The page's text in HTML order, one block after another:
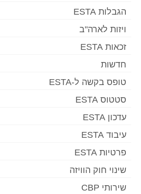
הגבלות ESTA
ויזות לארה"ב
זכאות ESTA
חדשות
טופס בקשה ל-ESTA
סטטוס ESTA
עדכון ESTA
עיבוד ESTA
פרטיות ESTA
שינוי חוק הוויזה
שירותי CBP